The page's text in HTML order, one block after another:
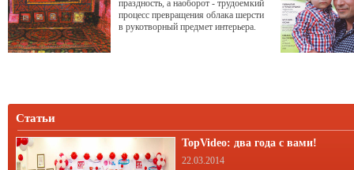
праздность, а наоборот - трудоемкий
процесс превращения облака шерсти
в рукотворный предмет интерьера.
Статьи
TopVideo: два года с вами!
22.03.2014